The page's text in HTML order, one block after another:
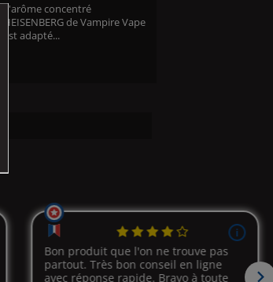
L'arôme concentré
HEISENBERG de Vampire Vape
est adapté...